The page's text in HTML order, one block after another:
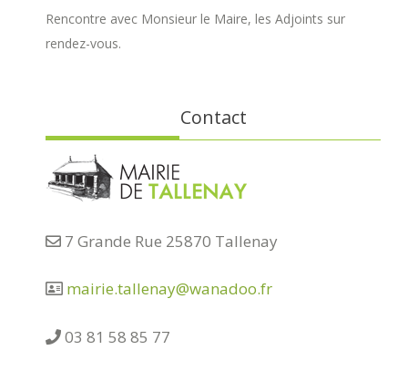
Rencontre avec Monsieur le Maire, les Adjoints sur
rendez-vous.
Contact
7 Grande Rue 25870 Tallenay
mairie.tallenay@wanadoo.fr
03 81 58 85 77